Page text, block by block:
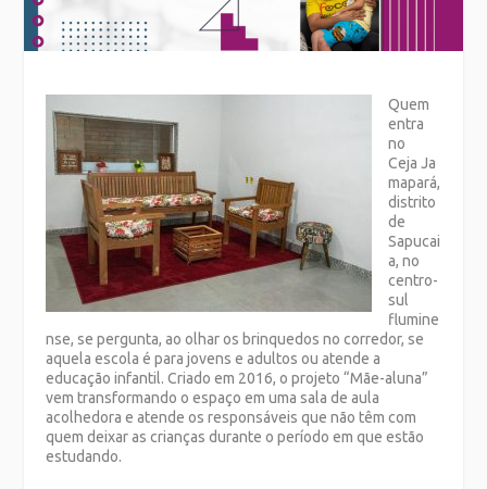
Quem
entra
no
Ceja Ja
mapará,
distrito
de
Sapucai
a, no
centro-
sul
flumine
nse, se pergunta, ao olhar os brinquedos no corredor, se
aquela escola é para jovens e adultos ou atende a
educação infantil. Criado em 2016, o projeto “Mãe-aluna”
vem transformando o espaço em uma sala de aula
acolhedora e atende os responsáveis que não têm com
quem deixar as crianças durante o período em que estão
estudando.